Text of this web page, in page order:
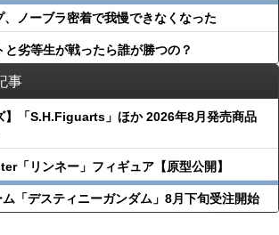
ノーブラ密着で我慢できなくなった
と劣等生が戦ったら誰が勝つの？
事
】「S.H.Figuarts」ほか 2026年8月発売商品
「リンネー」フィギュア【原型公開】
ム「デスティニーガンダム」8月下旬受注開始